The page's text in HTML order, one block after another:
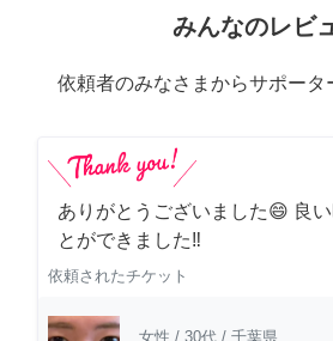
みんなのレビ
依頼者のみなさまからサポータ
ありがとうございました😄 良
とができました‼️
依頼されたチケット
女性 / 30代 / 千葉県